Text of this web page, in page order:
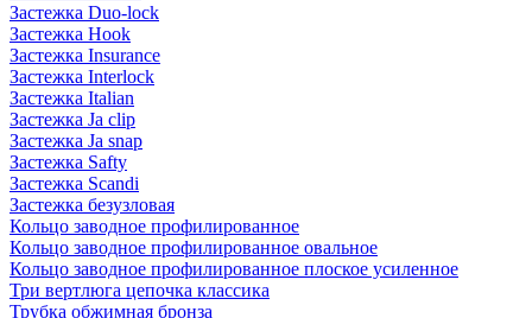
Застежка Duo-lock
Застежка Hook
Застежка Insurance
Застежка Interlock
Застежка Italian
Застежка Ja clip
Застежка Ja snap
Застежка Safty
Застежка Scandi
Застежка безузловая
Кольцо заводное профилированное
Кольцо заводное профилированное овальное
Кольцо заводное профилированное плоское усиленное
Три вертлюга цепочка классика
Трубка обжимная бронза